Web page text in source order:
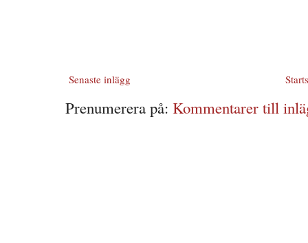
Senaste inlägg
Prenumerera på: Kommentarer till